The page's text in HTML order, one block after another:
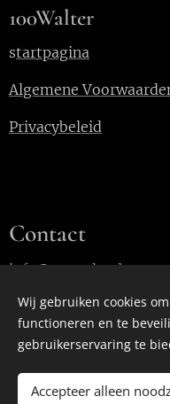
100Walter
startpagina
Algemene
Privacybeleid
Contact
info@100walter.be
Wij gebruiken cookies
functioneren en te
gebruikerservaring te
Accepteer alleen